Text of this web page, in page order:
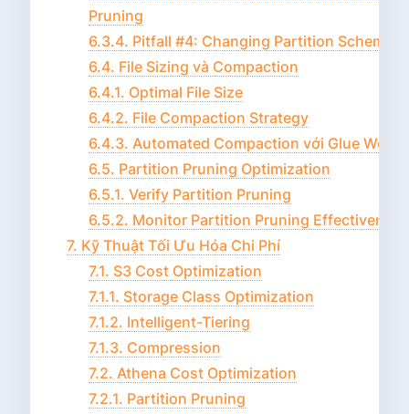
Pruning
6.3.4. Pitfall #4: Changing Partition Schemes
6.4. File Sizing và Compaction
6.4.1. Optimal File Size
6.4.2. File Compaction Strategy
6.4.3. Automated Compaction với Glue
6.5. Partition Pruning Optimization
6.5.1. Verify Partition Pruning
6.5.2. Monitor Partition Pruning Effectiveness
7. Kỹ Thuật Tối Ưu Hóa Chi Phí
7.1. S3 Cost Optimization
7.1.1. Storage Class Optimization
7.1.2. Intelligent-Tiering
7.1.3. Compression
7.2. Athena Cost Optimization
7.2.1. Partition Pruning